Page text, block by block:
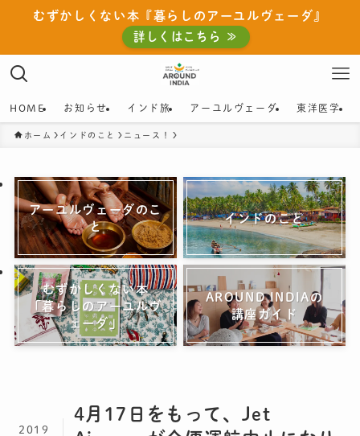
むずかしくない本『暮らしのアーユルヴェーダ』
詳しくはこちら ≫
HOME お知らせ インド旅 アーユルヴェーダ 東洋医学
ホーム インドのこと ニュース！
アーユルヴェーダのこ
と
インドのこと
むずかしくない本
「暮らしのアーユルヴ
ェーダ」
AROUND INDIAの
講座ガイド
4月17日をもって、Jet
2019